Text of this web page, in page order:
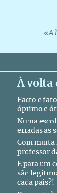
«A
À volta
Facto e
óptimo e
Numa
erradas as
Com muita
professor
E para um
são
cada país?!